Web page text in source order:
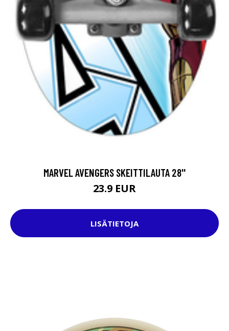
MARVEL AVENGERS SKEITTILAUTA 28''
23.9 EUR
LISÄTIETOJA